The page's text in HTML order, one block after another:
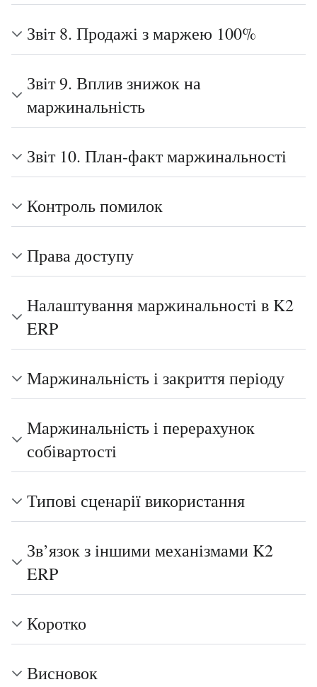
Звіт 8. Продажі з маржею 100%
Звіт 9. Вплив знижок на
маржинальність
Звіт 10. План-факт маржинальності
Контроль помилок
Права доступу
Налаштування маржинальності в K2
ERP
Маржинальність і закриття періоду
Маржинальність і перерахунок
собівартості
Типові сценарії використання
Зв’язок з іншими механізмами K2
ERP
Коротко
Висновок